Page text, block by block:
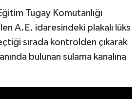
Tugay Komutanlığı
A.E. idaresindeki plakalı lüks
sırada kontrolden çıkarak
bulunan sulama kanalına